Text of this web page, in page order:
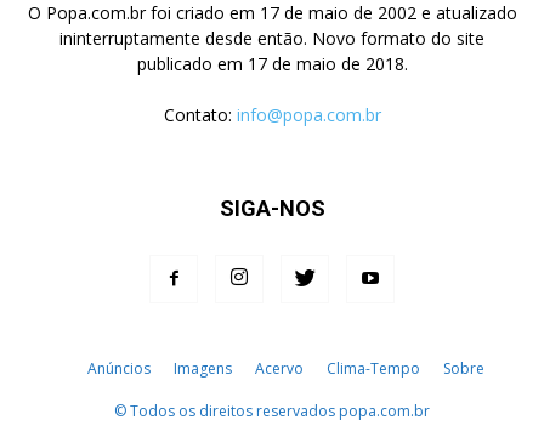
O Popa.com.br foi criado em 17 de maio de 2002 e atualizado
ininterruptamente desde então. Novo formato do site
publicado em 17 de maio de 2018.
Contato: info@popa.com.br
SIGA-NOS
Anúncios Imagens Acervo Clima-Tempo Sobre
© Todos os direitos reservados popa.com.br